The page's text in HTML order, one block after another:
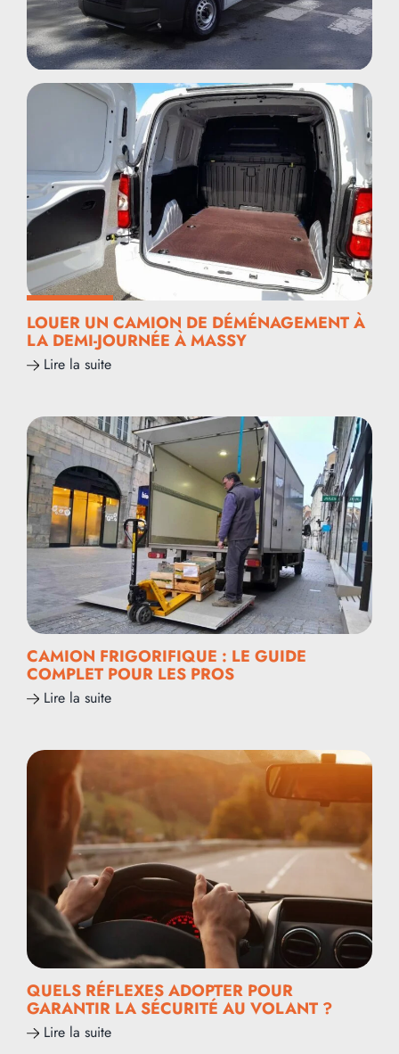
LOUER UN CAMION DE DÉMÉNAGEMENT À
LA DEMI-JOURNÉE À MASSY
Lire la suite
CAMION FRIGORIFIQUE : LE GUIDE
COMPLET POUR LES PROS
Lire la suite
QUELS RÉFLEXES ADOPTER POUR
GARANTIR LA SÉCURITÉ AU VOLANT ?
Lire la suite